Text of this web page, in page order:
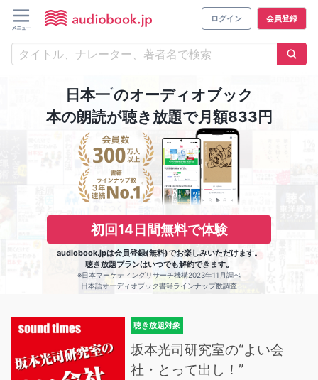
ログイン 会員登録
日本一※のオーディオブック
本の朗読が聴き放題で月額833円
初回14日間無料で体験
audiobook.jpは会員登録(無料)でお楽しみいただけます。
聴き放題プランはいつでも解約できます。
※日本マーケティングリサーチ機構2023年11月調べ
日本語オーディオブック書籍ラインナップ数調査
聴き放題対象
坂本光司研究室の“よい会
社・とって出し！”